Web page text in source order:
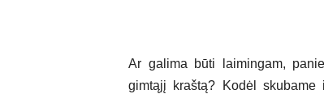
Ar galima būti laimingam,
gimtąjį kraštą? Kodėl